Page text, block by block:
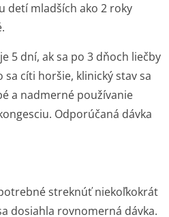
detí mladších ako 2 roky
5 dní, ak sa po 3 dňoch liečby
cíti horšie, klinický stav sa
a nadmerné používanie
Odporúčaná dávka
streknúť niekoľkokrát
dosiahla rovnomerná dávka.